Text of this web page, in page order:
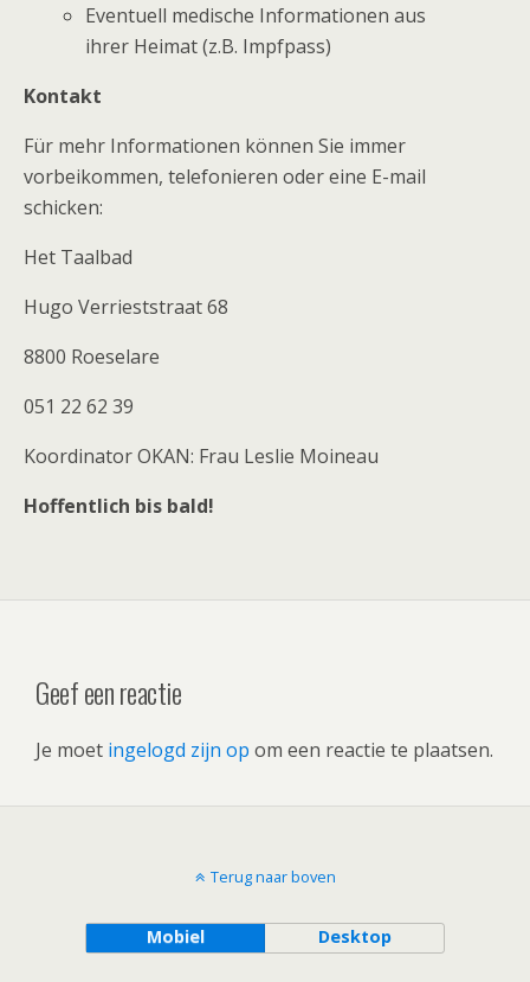
Eventuell medische Informationen aus
ihrer Heimat (z.B. Impfpass)
Kontakt
Für mehr Informationen können Sie immer
vorbeikommen, telefonieren oder eine E-mail
schicken:
Het Taalbad
Hugo Verrieststraat 68
8800 Roeselare
051 22 62 39
Koordinator OKAN: Frau Leslie Moineau
Hoffentlich bis bald!
Geef een reactie
Je moet ingelogd zijn op om een reactie te plaatsen.
Terug naar boven
Mobiel Desktop